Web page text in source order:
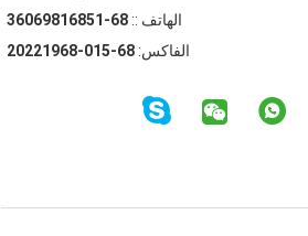
الهاتف :: 86-15861896063
الفاكس: 86-510-86912202